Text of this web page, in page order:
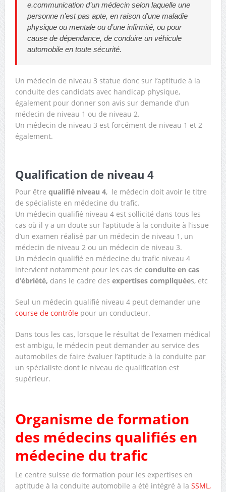
e.communication d’un médecin selon laquelle une
personne n’est pas apte, en raison d’une maladie
physique ou mentale ou d’une infirmité, ou pour
cause de dépendance, de conduire un véhicule
automobile en toute sécurité.
Un médecin de niveau 3 statue donc sur l’aptitude à la
conduite des candidats avec handicap physique,
également pour donner son avis sur demande d’un
médecin de niveau 1 ou de niveau 2.
Un médecin de niveau 3 est forcément de niveau 1 et 2
également.
Qualification de niveau 4
Pour être qualifié niveau 4, le médecin doit avoir le titre
de spécialiste en médecine du trafic.
Un médecin qualifié niveau 4 est sollicité dans tous les
cas où il y a un doute sur l’aptitude à la conduite à l’issue
d’un examen réalisé par un médecin de niveau 1, un
médecin de niveau 2 ou un médecin de niveau 3.
Un médecin qualifié en médecine du trafic niveau 4
intervient notamment pour les cas de conduite en cas
d’ébriété, dans le cadre des expertises compliquées, etc
Seul un médecin qualifié niveau 4 peut demander une
course de contrôlepour un conducteur.
Dans tous les cas, lorsque le résultat de l’examen médical
est ambigu, le médecin peut demander au service des
automobiles de faire évaluer l’aptitude à la conduite par
un spécialiste dont le niveau de qualification est
supérieur.
Organisme de formation
des médecins qualifiés en
médecine du trafic
Le centre suisse de formation pour les expertises en
aptitude à la conduite automobile a été intégré à la SSML,